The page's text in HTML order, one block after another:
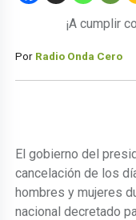
¡A cumplir
Por Radio Onda Cero
El gobierno del
cancelación de los
hombres y mujeres
nacional decretado